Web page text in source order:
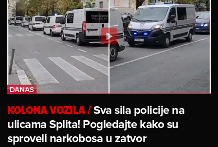
KOLONA VOZILA/Sva sila policije na
ulicama Splita! Pogledajte kako su
sproveli narkobosa u zatvor